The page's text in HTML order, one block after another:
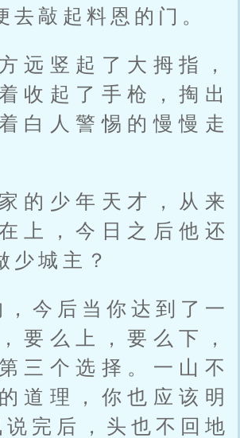
去敲起料恩的门。
远竖起了大拇指，
收起了手枪，掏出
白人警惕的慢慢走
的少年天才，从来
上，今日之后他还
少城主？
，今后当你达到了一
要么上，要么下，
三个选择。一山不
道理，你也应该明
说完后，头也不回地